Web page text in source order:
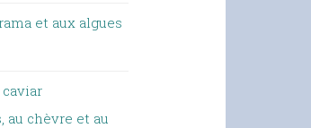
et aux algues
au chèvre et au